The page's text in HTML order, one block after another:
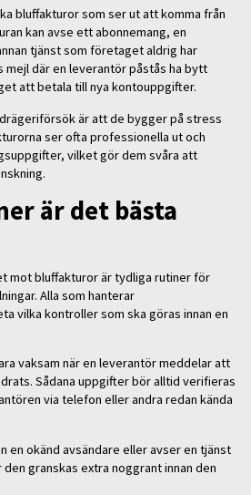
bluffakturor som ser ut att komma från
kan avse ett abonnemang, en
tjänst som företaget aldrig har
mejl där en leverantör påstås ha bytt
att betala till nya kontouppgifter.
är att de bygger på stress
ser ofta professionella ut och
vilket gör dem svåra att
är det bästa
mot bluffakturor är tydliga rutiner för
Alla som hanterar
vilka kontroller som ska göras innan en
vaksam när en leverantör meddelar att
Sådana uppgifter bör alltid verifieras
via telefon eller andra redan kända
en okänd avsändare eller avser en tjänst
granskas extra noggrant innan den